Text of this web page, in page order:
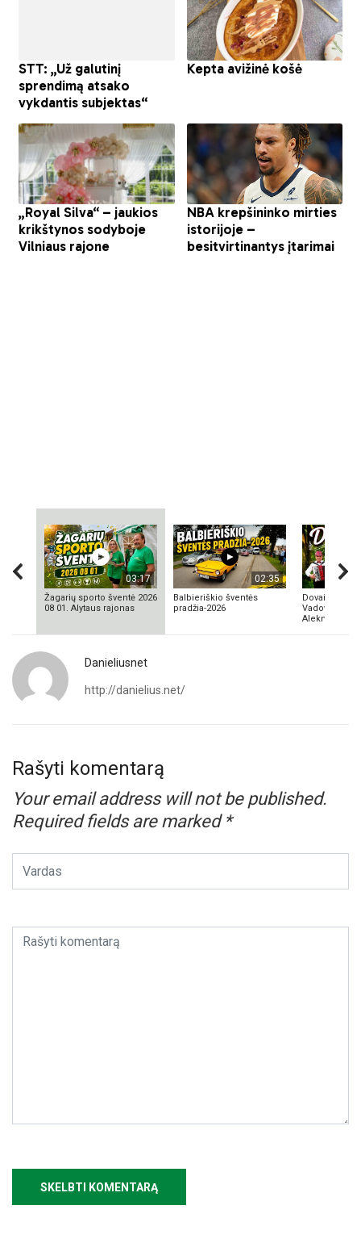
03:17
Žagarių sporto šventė 2026
08 01. Alytaus rajonas
02:35
Balbieriškio šventės
pradžia-2026
Dovainonių
Vadovas
Aleknavičius
Danieliusnet
http://danielius.net/
Rašyti komentarą
Your email address will not be published.
Required fields are marked *